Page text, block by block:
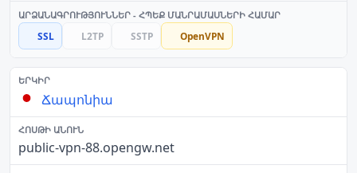
SSL L2TP SSTP OpenVPN
Ճապոնիա
public-vpn-88.opengw.net